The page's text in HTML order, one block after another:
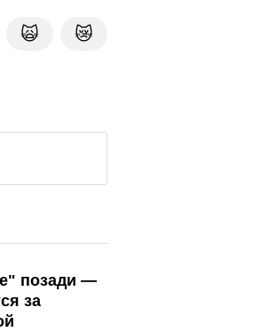
🙀 😿
позади —
за